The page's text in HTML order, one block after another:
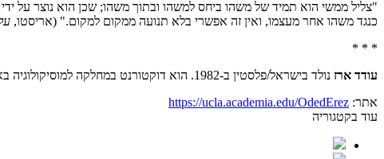
"צליל ממשי הוא תמיד של משהו ביחס למשהו ובתוך משהו; שכן הוא נוצר על
כנגד משהו אחר מעצמו, ואין זה אפשרי בלא תנועה ממקום למקום." (אריסטו,
* * *
עודד ארז נולד בישראל/פלסטין ב-1982. הוא דוקטורנט במחלקה למוסיקולוגיה באוניברסטית קליפורניה, לוס אנג'לס (UCLA). מחקריו מפגישים תיאוריה ביקורתית ומוסיקה פופולרית.
אתר: https://ucla.academia.edu/OdedErez
עוד בקטגוריה